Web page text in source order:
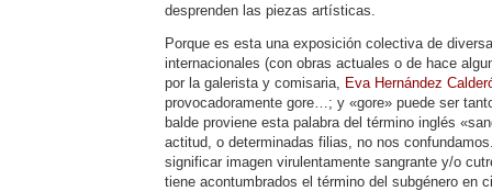
desprenden las piezas artísticas.
Porque es esta una exposición colectiva de
internacionales (con obras actuales o de hace
por la galerista y comisaria,
Eva Hernández
provocadoramente gore…; y «gore» puede ser
balde proviene esta palabra del término inglés
actitud, o determinadas filias, no nos
significar imagen virulentamente sangrante y/o
tiene acontumbrados el término del subgénero en